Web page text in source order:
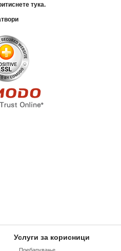
тука.
Услуги за корисници